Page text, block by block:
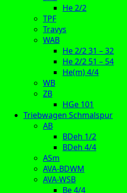
He 2/2
TPF
Travys
WAB
He 2/2 31 – 32
He 2/2 51 – 54
He(m) 4/4
WB
ZB
HGe 101
Triebwagen Schmalspur
AB
BDeh 1/2
BDeh 4/4
ASm
AVA-BDWM
AVA-WSB
Be 4/4